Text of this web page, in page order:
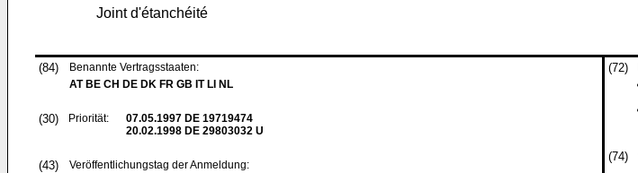
Joint d'étanchéité
(84)
Benannte Vertragsstaaten:
AT BE CH DE DK FR GB IT LI NL
(30) Priorität: 07.05.1997 DE 19719474
20.02.1998 DE 29803032 U
(43)
Veröffentlichungstag der Anmeldung:
(72)
(74)